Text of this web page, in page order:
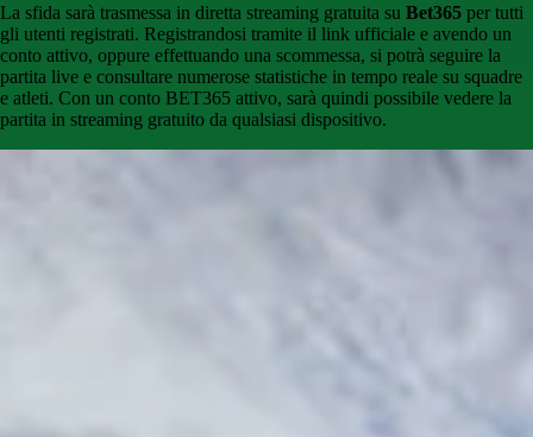
La sfida sarà trasmessa in diretta streaming gratuita su Bet365 per tutti
gli utenti registrati. Registrandosi tramite il link ufficiale e avendo un
conto attivo, oppure effettuando una scommessa, si potrà seguire la
partita live e consultare numerose statistiche in tempo reale su squadre
e atleti. Con un conto BET365 attivo, sarà quindi possibile vedere la
partita in streaming gratuito da qualsiasi dispositivo.